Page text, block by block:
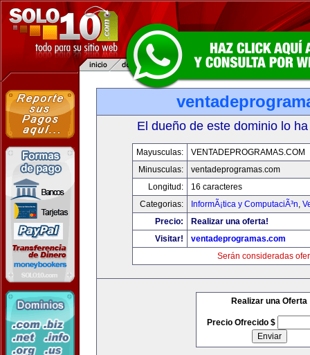
El dueño de este dominio lo
Mayusculas:
VENTADEPROGRAMAS.COM
Minusculas:
ventadeprogramas.com
Longitud:
16 caracteres
Categorias:
InformÃ¡tica y ComputaciÃ³n,
Precio:
Realizar una oferta!
Visitar!
ventadeprogramas.com
Serán consideradas
Realizar una Oferta
Precio Ofrecido $